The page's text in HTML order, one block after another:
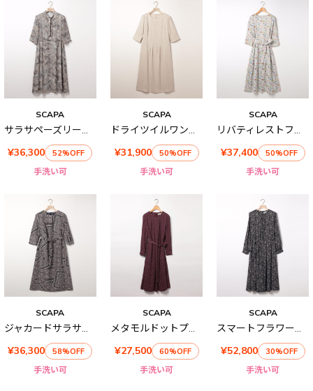
SCAPA
サラサペーズリーワンピース
¥36,300
52%OFF
手洗い可
SCAPA
ドライツイルワンピース
¥31,900
50%OFF
手洗い可
SCAPA
リバティレストフラワーワンピース
¥37,400
50%OFF
手洗い可
SCAPA
ジャカードサラサ六分袖ワンピース
¥36,300
58%OFF
手洗い可
SCAPA
メタモルドットプリントワンピース
¥27,500
60%OFF
手洗い可
SCAPA
スマートフラワー長袖ワンピース
¥52,800
30%OFF
手洗い可